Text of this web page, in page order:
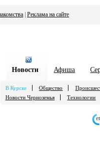
Реклама на сайте
Новости Афиша
В Курске Общество
Новости Черноземья
Технологии